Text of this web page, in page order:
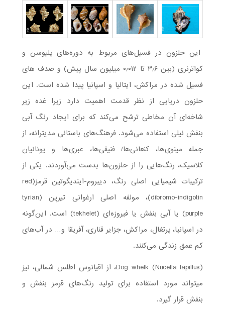
این حلزون در فسیل‌های مربوط به دوره‌های پلیوسن و
کواترنری (بین ۳٫۶ تا ۰٫۰۱۲ میلیون سال پیش) و صدف های
فسیل شده در مراکش، ایتالیا و اسپانیا پیدا شده است. این
حلزون دریایی از نظر قدمت اهمیت دارد زیرا غده زیر
شاخه‌ای آن مخاطی ترشح می‌کند که برای ایجاد رنگ آبی
بنفش نیلی استفاده می‌شود. فرهنگ‌های باستانی مدیترانه، از
جمله مینوی‌ها، کنعانی‌ها/ فنیقی‌ها، عبری‌ها و یونانیان
کلاسیک، رنگ‌هایی را از حلزون‌ها بدست می‌آوردند. یکی از
ترکیبات شیمیایی اصلی رنگ، دیبروم-ایندیگوتین قرمز(red
dibromo-indigotin)، مولفه اصلی ارغوانی تیریِن (tyrian
purple) یا آبی بنفش یا فیروزه‌ای (tekhelet) است. این‌گونه
در اسپانیا، پرتغال، مراکش، جزایر قناری، آفریقا و… در آب‌های
کم عمق زندگی می‌کنند.
Dog whelk (Nucella lapillus)، از اقیانوس اطلس شمالی، نیز
می­تواند مورد استفاده برای تولید رنگ‌های قرمز بنفش و
بنفش قرار گیرد.